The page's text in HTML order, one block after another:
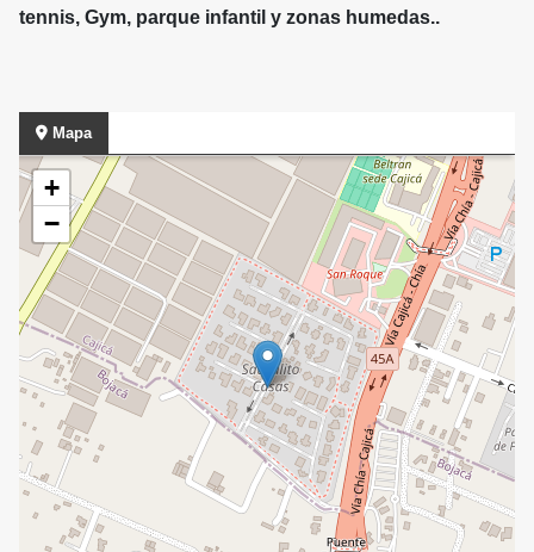
tennis, Gym, parque infantil y zonas humedas..
Mapa
+
−